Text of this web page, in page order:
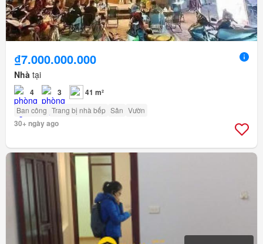
₫7.000.000.000
Nhà tại
4 3 41 m²
Ban công Trang bị nhà bếp Sân Vườn
30+ ngày ago